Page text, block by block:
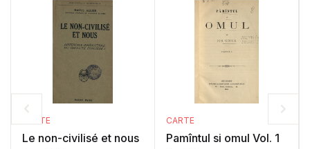
CARTE
Le non-civilisé et nous
CARTE
Pamîntul si omul Vol. 1